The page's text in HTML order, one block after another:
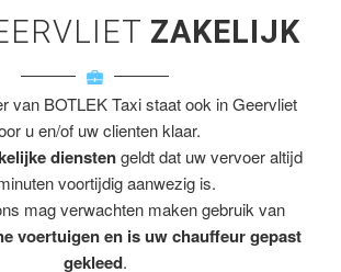
ZAKELIJK
van BOTLEK Taxi staat ook in Geervliet
u en/of uw clienten klaar.
dienstengeldt dat uw vervoer altijd
voortijdig aanwezig is.
mag verwachten maken gebruik van
voertuigen en is uw chauffeur gepast
gekleed.